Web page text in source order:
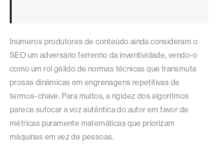
Inúmeros produtores de conteúdo ainda consideram o
SEO um adversário ferrenho da inventividade, vendo-o
como um rol gélido de normas técnicas que transmuta
prosas dinâmicas em engrenagens repetitivas de
termos-chave. Para muitos, a rigidez dos algoritmos
parece sufocar a voz autêntica do autor em favor de
métricas puramente matemáticas que priorizam
máquinas em vez de pessoas.